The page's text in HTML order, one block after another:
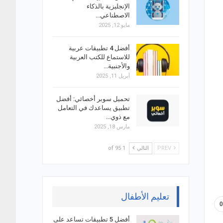
0
الإنجليزية بالذكاء
الاصطناعي…
مايو 12, 2025
أفضل 4 تطبيقات عربية
للاستماع للكتب العربية
والأجنبية…
أبريل 11, 2025
تحميل سوبر أخصائي: أفضل
تطبيق يساعدك في التعامل
مع ذوي…
مارس 18, 2025
التالي 1 of 95
تعليم الأطفال
أفضل 5 تطبيقات تساعد على